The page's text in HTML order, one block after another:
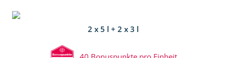
2 x 5 l + 2 x 3 l